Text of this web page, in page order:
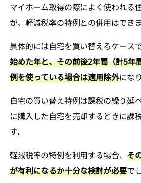
マイホーム取得の際によく使われる
が、軽減税率の特例との併用はできま
具体的には自宅を買い替えるケースで
始めた年と、その前後2年間（計5年
例を使っている場合は適用除外にな
自宅の買い替え特例は課税の繰り延
に購入した自宅を売却するときに課
す。
軽減税率の特例を利用する場合、 そ
が有利になるか十分な検討が必要で